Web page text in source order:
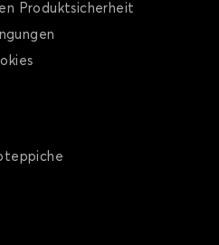
Produktsicherheit